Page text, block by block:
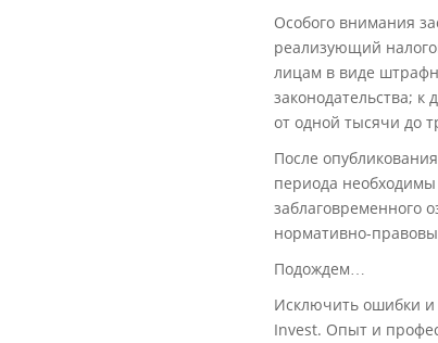
Особого внимания
реализующий
лицам в виде
законодательства;
от одной тысячи до
После
периода необходимы
заблаговременного
нормативно-
Подождем…
Исключить ошибки и
Invest. Опыт и